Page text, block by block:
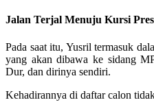
Jalan Terjal Menuju Kursi
Pada saat itu, Yusril termasuk
yang akan dibawa ke sidang
Dur, dan dirinya sendiri.
Kehadirannya di daftar calon